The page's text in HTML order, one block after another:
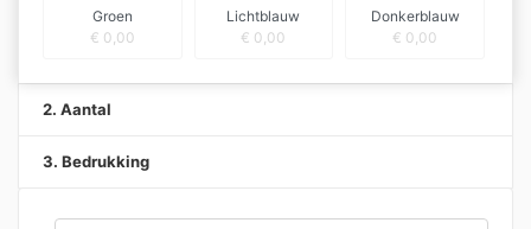
Groen
€ 0,00
Lichtblauw
€ 0,00
Donkerblauw
€ 0,00
2. Aantal
3. Bedrukking